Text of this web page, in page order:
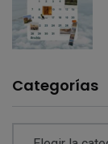
Categorías